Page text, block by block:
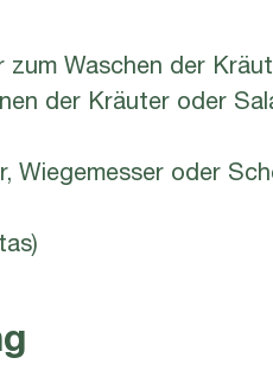
zum Waschen der
der Kräuter oder
Wiegemesser oder